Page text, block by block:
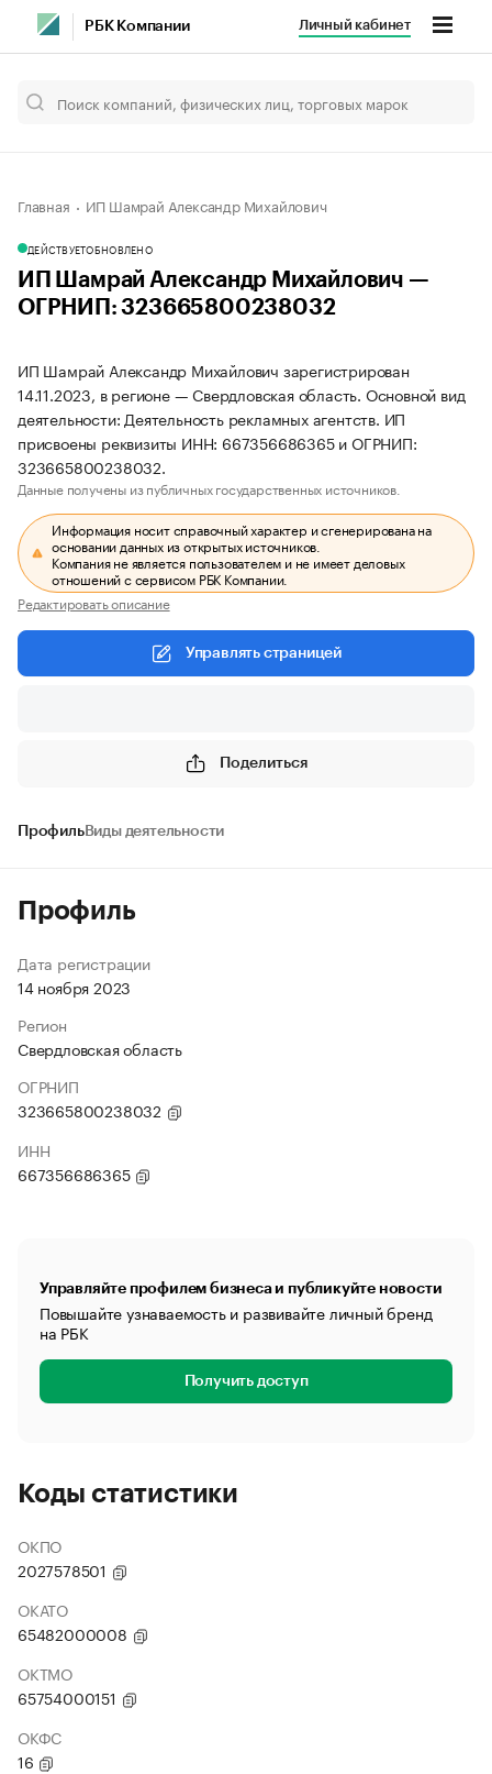
РБК Компании Личный кабинет
Главная ИП Шамрай Александр Михайлович
ДЕЙСТВУЕТОБНОВЛЕНО
ИП Шамрай Александр Михайлович —
ОГРНИП: 323665800238032
ИП Шамрай Александр Михайлович зарегистрирован
14.11.2023, в регионе — Свердловская область. Основной вид
деятельности: Деятельность рекламных агентств. ИП
присвоены реквизиты ИНН: 667356686365 и ОГРНИП:
323665800238032.
Данные получены из публичных государственных источников.
Информация носит справочный характер и сгенерирована на
основании данных из открытых источников.
Компания не является пользователем и не имеет деловых
отношений с сервисом РБК Компании.
Редактировать описание
Управлять страницей
Поделиться
ПрофильВиды деятельности
Профиль
Дата регистрации
14 ноября 2023
Регион
Свердловская область
ОГРНИП
323665800238032
ИНН
667356686365
Управляйте профилем бизнеса и публикуйте новости
Повышайте узнаваемость и развивайте личный бренд
на РБК
Получить доступ
Коды статистики
ОКПО
2027578501
ОКАТО
65482000008
ОКТМО
65754000151
ОКФС
16